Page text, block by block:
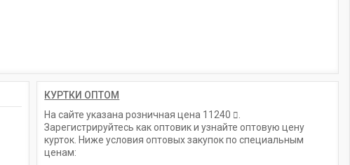
КУРТКИ ОПТОМ
На сайте указана розничная цена 11240
Зарегистрируйтесь как оптовик и узнайте оптовую цену
курток. Ниже условия оптовых закупок по специальным
ценам: